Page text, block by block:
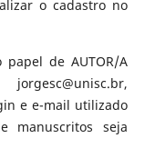
o cadastro no
de AUTOR/A
e e-mail utilizado
manuscritos seja